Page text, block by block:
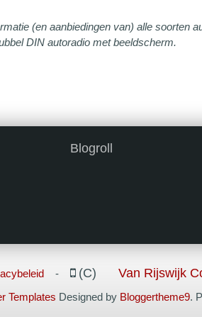
(en aanbiedingen van) alle soorten
DIN autoradio met beeldscherm.
Blogroll
- (C) Van Rijswijk
Templates Designed by Bloggertheme9.